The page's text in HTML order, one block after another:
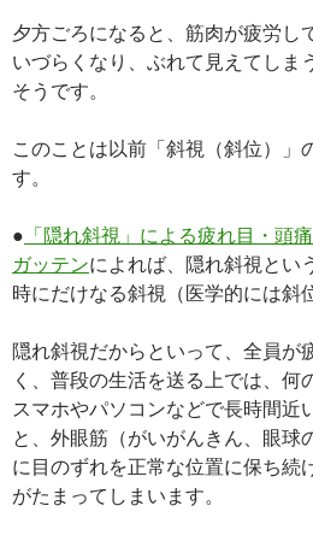
夕方ごろになると、筋肉が疲労し
いづらくなり、ぶれて見えてしま
そうです。
このことは以前「斜視（斜位）」
す。
● 「隠れ斜視」による疲れ目・頭
ガッテンによれば、隠れ斜視とい
時にだけなる斜視（医学的には斜
隠れ斜視だからといって、全員が
く、普段の生活を送る上では、何
スマホやパソコンなどで長時間近
と、外眼筋（がいがんきん、眼球
に目のずれを正常な位置に保ち続
がたまってしまいます。